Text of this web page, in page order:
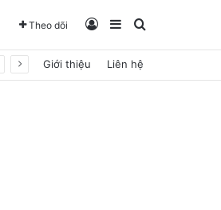
Theo dõi Đăng Nhập
SidebarTìm kiếm
Giới thiệu Liên hệ